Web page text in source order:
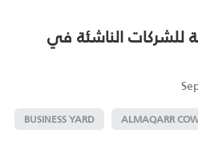
للشركات الناشئة في
ALMAQARR
BUSINESS YARD